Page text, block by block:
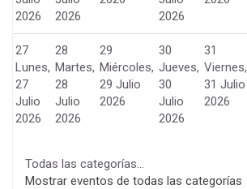
2026
2026
2026
27
Lunes,
27
Julio
2026
28
Martes,
28
Julio
2026
29
Miércoles,
29 Julio
2026
30
Jueves,
30
Julio
2026
31
Viernes,
31 Julio
2026
Todas las categorías...
Mostrar eventos de todas las categorías